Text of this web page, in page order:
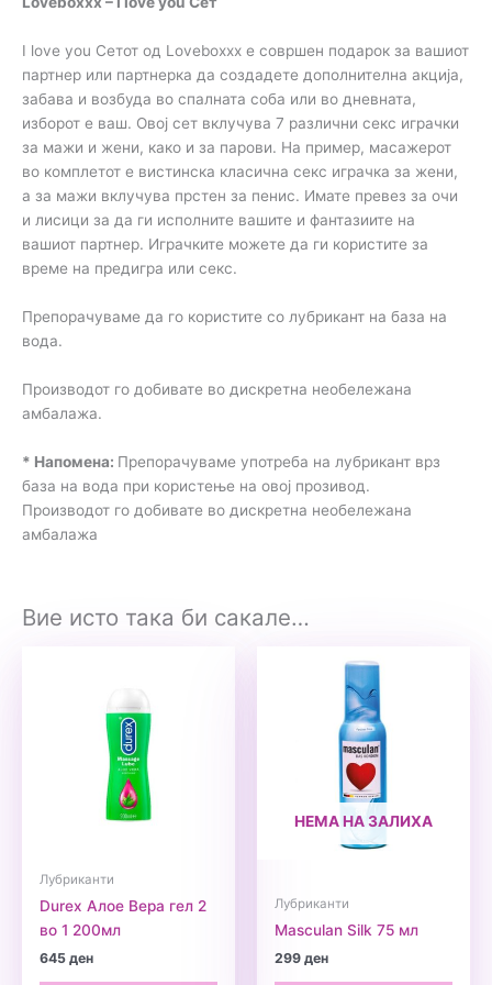
I love you Сетот од Loveboxxx е совршен подарок за вашиот
партнер или партнерка да создадете дополнителна акција,
забава и возбуда во спалната соба или во дневната,
изборот е ваш. Овој сет вклучува 7 различни секс играчки
за мажи и жени, како и за парови. На пример, масажерот
во комплетот е вистинска класична секс играчка за жени,
а за мажи вклучува прстен за пенис. Имате превез за очи
и лисици за да ги исполните вашите и фантазиите на
вашиот партнер. Играчките можете да ги користите за
време на предигра или секс.
Препорачуваме да го користите со лубрикант на база на
вода.
Производот го добивате во дискретна необележана
амбалажа.
* Напомена: Препорачуваме употреба на лубрикант врз
база на вода при користење на овој прозивод.
Производот го добивате во дискретна необележана
амбалажа
Вие исто така би сакале…
Лубриканти
Durex Алое Вера гел 2
во 1 200мл
645ден
НЕМА НА ЗАЛИХА
Лубриканти
Masculan Silk 75 мл
299ден